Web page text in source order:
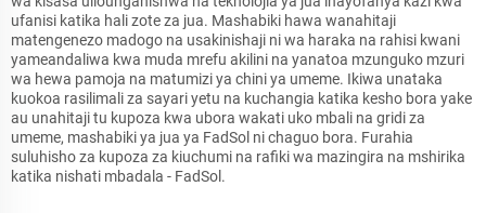
ufanisi katika hali zote za jua. Mashabiki hawa wanahitaji
matengenezo madogo na usakinishaji ni wa haraka na rahisi kwani
yameandaliwa kwa muda mrefu akilini na yanatoa mzunguko mzuri
wa hewa pamoja na matumizi ya chini ya umeme. Ikiwa unataka
kuokoa rasilimali za sayari yetu na kuchangia katika kesho bora yake
au unahitaji tu kupoza kwa ubora wakati uko mbali na gridi za
umeme, mashabiki ya jua ya FadSol ni chaguo bora. Furahia
suluhisho za kupoza za kiuchumi na rafiki wa mazingira na mshirika
katika nishati mbadala - FadSol.